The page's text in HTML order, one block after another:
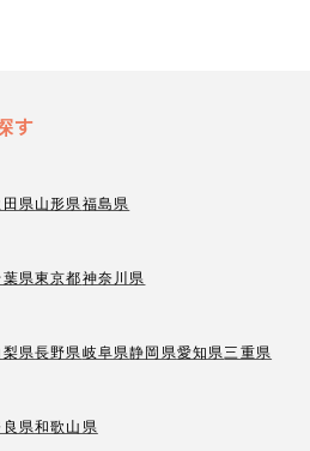
す
県山形県福島県
県東京都神奈川県
梨県長野県岐阜県静岡県愛知県三重県
県和歌山県